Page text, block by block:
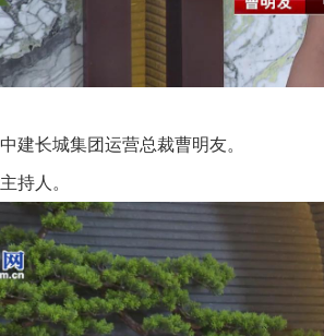
中建长城集团运营总裁曹明友。
主持人。